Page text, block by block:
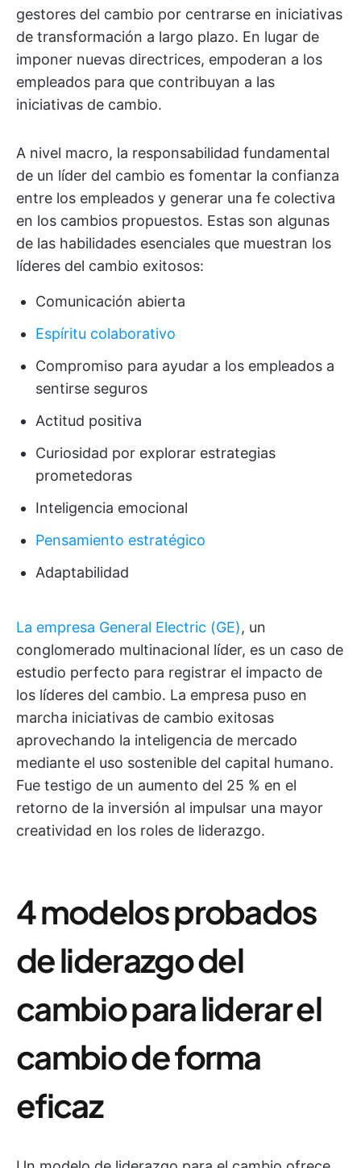
gestores del cambio por centrarse en iniciativas
de transformación a largo plazo. En lugar de
imponer nuevas directrices, empoderan a los
empleados para que contribuyan a las
iniciativas de cambio.
A nivel macro, la responsabilidad fundamental
de un líder del cambio es fomentar la confianza
entre los empleados y generar una fe colectiva
en los cambios propuestos. Estas son algunas
de las habilidades esenciales que muestran los
líderes del cambio exitosos:
Comunicación abierta
Espíritu colaborativo
Compromiso para ayudar a los empleados a
sentirse seguros
Actitud positiva
Curiosidad por explorar estrategias
prometedoras
Inteligencia emocional
Pensamiento estratégico
Adaptabilidad
La empresa General Electric (GE), un
conglomerado multinacional líder, es un caso de
estudio perfecto para registrar el impacto de
los líderes del cambio. La empresa puso en
marcha iniciativas de cambio exitosas
aprovechando la inteligencia de mercado
mediante el uso sostenible del capital humano.
Fue testigo de un aumento del 25 % en el
retorno de la inversión al impulsar una mayor
creatividad en los roles de liderazgo.
4 modelos probados
de liderazgo del
cambio para liderar el
cambio de forma
eficaz